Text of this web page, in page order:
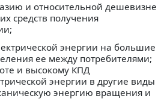
и относительной дешевизне
средств получения
энергии на большие
ее между потребителями;
и высокому КПД
энергии в другие виды
энергию вращения и